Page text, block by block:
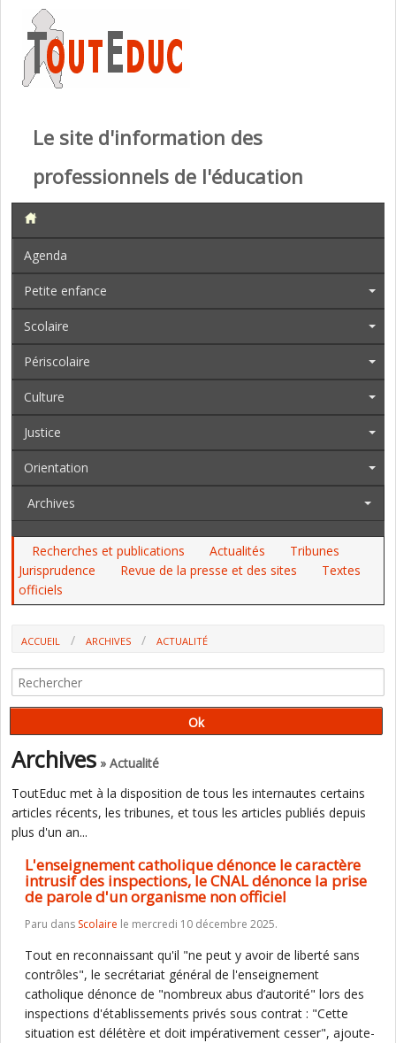
Le site d'information des
professionnels de l'éducation
Agenda
Petite enfance
Scolaire
Périscolaire
Culture
Justice
Orientation
Archives
Recherches et publications Actualités
Tribunes
Jurisprudence
Revue de la presse et des sites
Textes
officiels
ACCUEIL ARCHIVES
ACTUALITÉ
DES INSPECTIONS, LE CNAL DÉNONCE LA PRISE DE PAROLE D'UN
ORGANISME NON OFFICIEL
Archives » Actualité
ToutEduc met à la disposition de tous les internautes certains
articles récents, les tribunes, et tous les articles publiés depuis
plus d'un an...
L'enseignement catholique dénonce le caractère
intrusif des inspections, le CNAL dénonce la prise
de parole d'un organisme non officiel
Paru dans Scolaire le mercredi 10 décembre 2025.
Tout en reconnaissant qu'il "ne peut y avoir de liberté sans
contrôles", le secrétariat général de l'enseignement
catholique dénonce de "nombreux abus d’autorité" lors des
inspections d'établissements privés sous contrat : "Cette
situation est délétère et doit impérativement cesser", ajoute-